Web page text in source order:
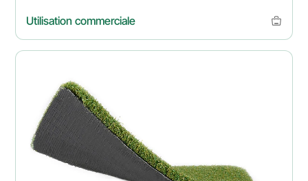
Utilisation commerciale